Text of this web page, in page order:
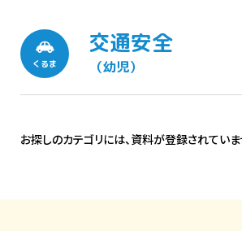
くるま
交通安全
（幼児）
お探しのカテゴリには、資料が登録されていま